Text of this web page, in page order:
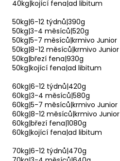
40kg|kojící fena|ad libitum
50kg|6-12 týdnů|390g
50kg|3-4 měsíců|520g
50kg|5-7 měsíců|krmivo Junior
50kg|8-12 měsíců|krmivo Junior
50kg|březí fena|930g
50kg|kojící fena|ad libitum
60kg|6-12 týdnů|420g
60kg|3-4 měsíců|580g
60kg|5-7 měsíců|krmivo Junior
60kg|8-12 měsíců|krmivo Junior
60kg|březí fena|1080g
60kg|kojící fena|ad libitum
70kg|6-12 týdnů|470g